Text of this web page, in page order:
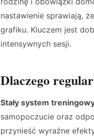
nastawienie sprawiają,
grafiku. Kluczem jest
intensywnych sesji.
Dlaczego
Stały system
samopoczucie oraz
przynieść wyraźne